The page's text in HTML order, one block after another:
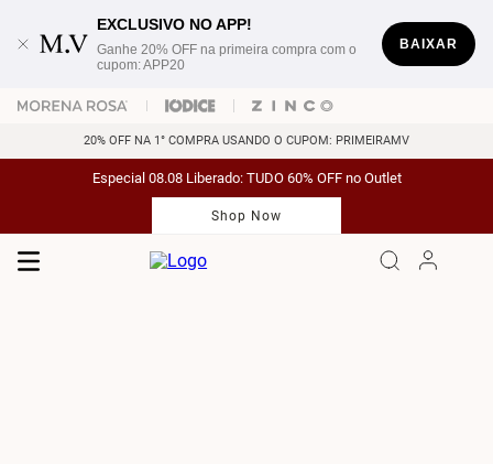
EXCLUSIVO NO APP!
Ganhe 20% OFF na primeira compra com o
cupom: APP20
BAIXAR
20% OFF NA 1° COMPRA USANDO O CUPOM: PRIMEIRAMV
Especial 08.08 Liberado: TUDO 60% OFF no Outlet
Shop Now